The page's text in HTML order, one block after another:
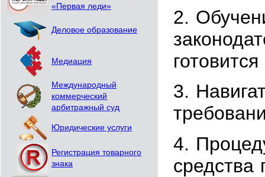
«Первая леди»
Деловое образование
Медиация
Международный
коммерческий
арбитражный суд
Юридические услуги
Регистрация товарного
знака
2.
3.
4.